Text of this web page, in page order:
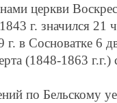
церкви
г. значился 21
г. в Сосноватке
(1848-1863 г.г.)
по Бельскому